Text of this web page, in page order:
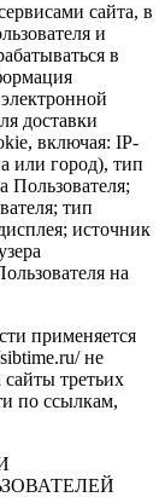
сайта, в
и
в
доставки
включая: IP-
или город), тип
Пользователя;
тип
источник
на
применяется
не
сайты третьих
по ссылкам,